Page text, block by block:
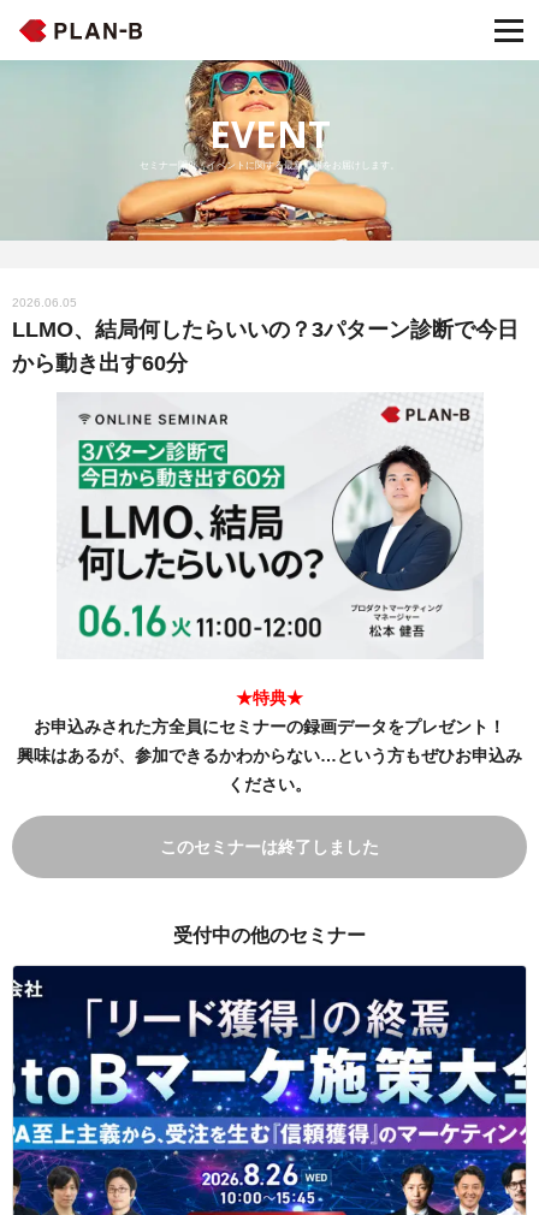
EVENT
セミナー開催・イベントに関する最新情報をお届けします。
2026.06.05
LLMO、結局何したらいいの？3パターン診断で今日
から動き出す60分
★特典★
お申込みされた方全員にセミナーの録画データをプレゼント！
興味はあるが、参加できるかわからない…という方もぜひお申込み
ください。
このセミナーは終了しました
受付中の他のセミナー